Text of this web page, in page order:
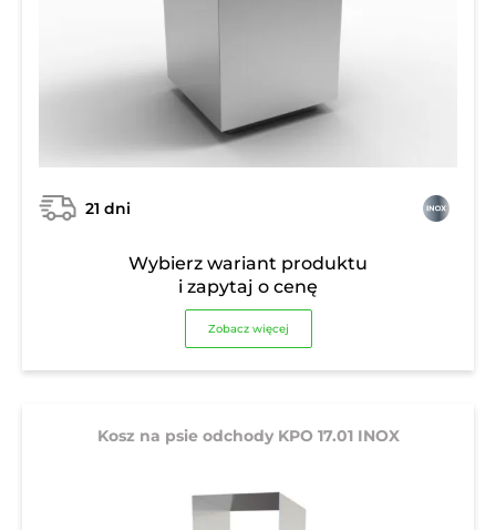
21 dni
Wybierz wariant produktu
i zapytaj o cenę
Zobacz więcej
Kosz na psie odchody KPO 17.01 INOX